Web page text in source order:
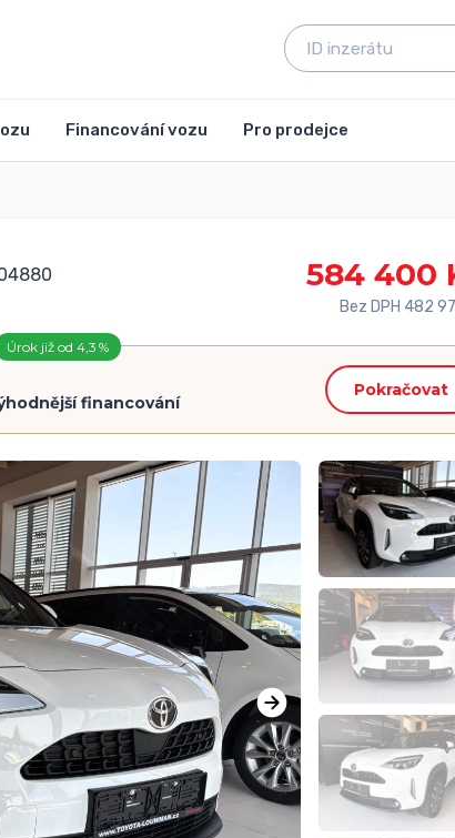
Financování vozu Pro prodejce
584 400
Bez DPH 482
Úrok již od 4,3 %
financování
Pokračovat